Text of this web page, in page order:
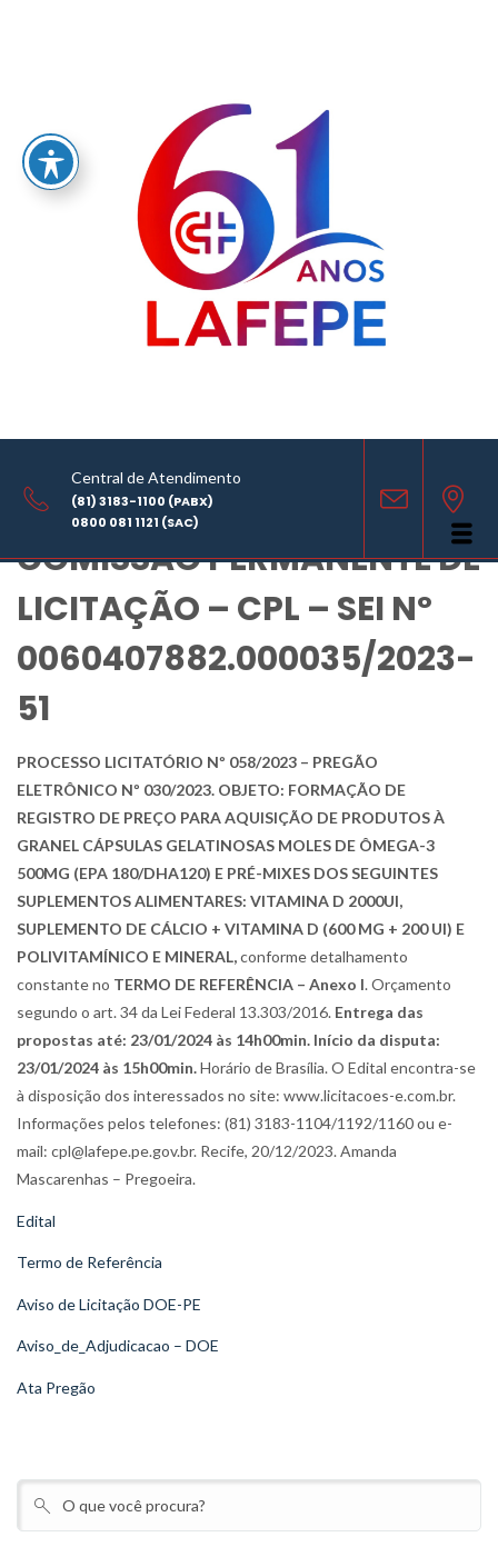
Central de Atendimento
(81) 3183-1100 (PABX)
0800 081 1121 (SAC)
AVISO DE LICITAÇÃO – COMISSÃO PERMANENTE DE LICITAÇÃO – CPL – SEI Nº
0060407882.000035/2023-51
AVISO DE LICITAÇÃO –
COMISSÃO PERMANENTE DE
LICITAÇÃO – CPL – SEI Nº
0060407882.000035/2023-
51
PROCESSO LICITATÓRIO Nº 058/2023 – PREGÃO
ELETRÔNICO Nº 030/2023. OBJETO: FORMAÇÃO DE
REGISTRO DE PREÇO PARA AQUISIÇÃO DE PRODUTOS À
GRANEL CÁPSULAS GELATINOSAS MOLES DE ÔMEGA-3
500MG (EPA 180/DHA120) E PRÉ-MIXES DOS SEGUINTES
SUPLEMENTOS ALIMENTARES: VITAMINA D 2000UI,
SUPLEMENTO DE CÁLCIO + VITAMINA D (600 MG + 200 UI) E
POLIVITAMÍNICO E MINERAL,conforme detalhamento
constante no TERMO DE REFERÊNCIA – Anexo I. Orçamento
segundo o art. 34 da Lei Federal 13.303/2016. Entrega das
propostas até: 23/01/2024 às 14h00min. Início da disputa:
23/01/2024 às 15h00min.Horário de Brasília. O Edital encontra-se
à disposição dos interessados no site: www.licitacoes-e.com.br.
Informações pelos telefones: (81) 3183-1104/1192/1160 ou e-
mail: cpl@lafepe.pe.gov.br. Recife, 20/12/2023. Amanda
Mascarenhas – Pregoeira.
Edital
Termo de Referência
Aviso de Licitação DOE-PE
Aviso_de_Adjudicacao – DOE
Ata Pregão